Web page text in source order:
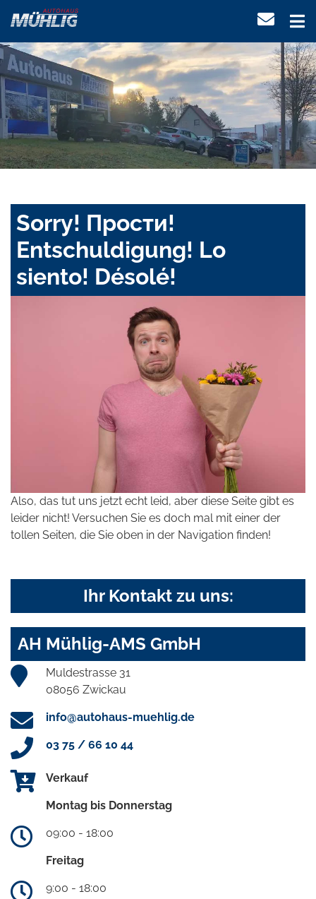
Sorry! Прости!
Entschuldigung! Lo
siento! Désolé!
Also, das tut uns jetzt echt leid, aber diese Seite gibt es
leider nicht! Versuchen Sie es doch mal mit einer der
tollen Seiten, die Sie oben in der Navigation finden!
Ihr Kontakt zu uns:
AH Mühlig-AMS GmbH
Muldestrasse 31
08056 Zwickau
info@autohaus-muehlig.de
03 75 / 66 10 44
Verkauf
Montag bis Donnerstag
09:00 - 18:00
Freitag
9:00 - 18:00